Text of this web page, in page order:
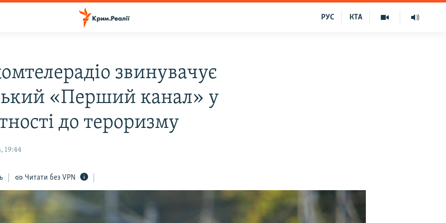
КТА
РУС
звинувачує
«Перший канал» у
до тероризму
19:44
Читати без VPN